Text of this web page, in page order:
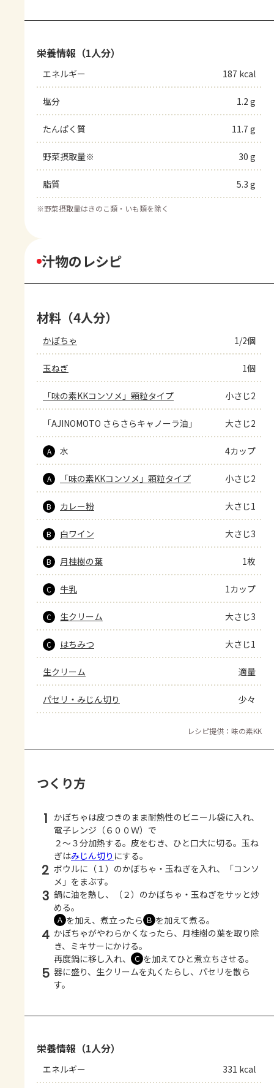
栄養情報（1人分）
エネルギー 187 kcal
塩分 1.2 g
たんぱく質 11.7 g
野菜摂取量※ 30 g
脂質 5.3 g
※野菜摂取量はきのこ類・いも類を除く
汁物のレシピ
材料（4人分）
かぼちゃ 1/2個
玉ねぎ 1個
「味の素KKコンソメ」顆粒タイプ 小さじ2
「AJINOMOTO さらさらキャノーラ油」 大さじ2
A 水 4カップ
A 「味の素KKコンソメ」顆粒タイプ 小さじ2
B カレー粉 大さじ1
B 白ワイン 大さじ3
B 月桂樹の葉 1枚
C 牛乳 1カップ
C 生クリーム 大さじ3
C はちみつ 大さじ1
生クリーム 適量
パセリ・みじん切り 少々
レシピ提供：味の素KK
つくり方
1 かぼちゃは皮つきのまま耐熱性のビニール袋に入れ、
電子レンジ（６００Ｗ）で
２～３分加熱する。皮をむき、ひと口大に切る。玉ね
ぎはみじん切り にする。
2 ボウルに（１）のかぼちゃ・玉ねぎを入れ、「コンソ
メ」をまぶす。
3 鍋に油を熱し、（２）のかぼちゃ・玉ねぎをサッと炒
める。
Ａ を加え、煮立ったら Ｂ を加えて煮る。
4 かぼちゃがやわらかくなったら、月桂樹の葉を取り除
き、ミキサーにかける。
再度鍋に移し入れ、
Ｃ を加えてひと煮立ちさせる。
5 器に盛り、生クリームを丸くたらし、パセリを散ら
す。
栄養情報（1人分）
エネルギー 331 kcal